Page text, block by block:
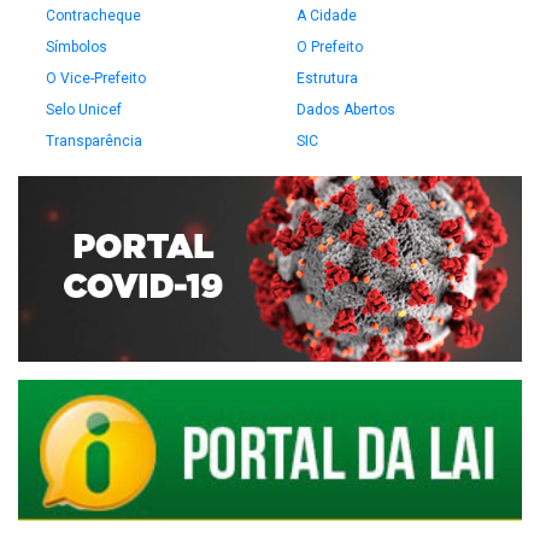
Contracheque
A Cidade
Símbolos
O Prefeito
O Vice-Prefeito
Estrutura
Selo Unicef
Dados Abertos
Transparência
SIC